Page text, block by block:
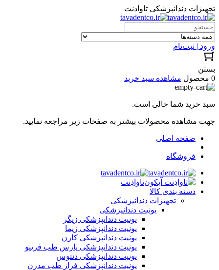
تجهیزات دندانپزشکی تاوادنت
ورود | ثبت‌نام
بستن
0 محصول
مشاهده سبد خرید
سبد خرید شما خالی است.
جهت مشاهده محصولات بیشتر به صفحات زیر مراجعه نمایید.
صفحه اصلی
فروشگاه
تاوادِنت
دسته بندی کالا
تجهیزات دندانپزشکی
یونیت دندانپزشکی
یونیت دندانپزشکی زیگر
یونیت دندانپزشکی زیما
یونیت دندانپزشکی کارن
یونیت دندانپزشکی پارس طب فرینو
یونیت دندانپزشکی دنتوس
یونیت دندانپزشکی فراز طب مدرن